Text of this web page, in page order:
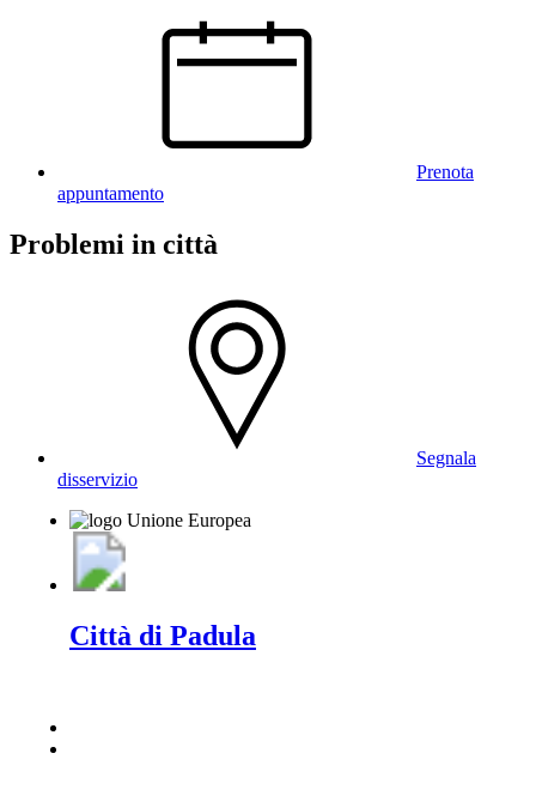
Prenota
appuntamento
Problemi in città
Segnala
disservizio
Città di Padula